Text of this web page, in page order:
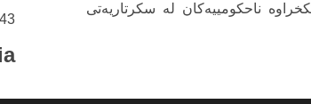
ناحکومییەکان لە سکرتاریەتی